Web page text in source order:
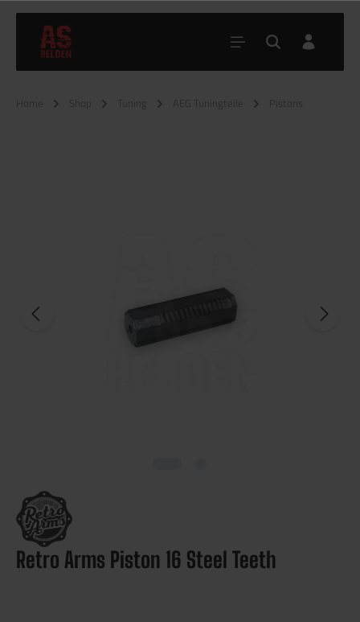
Home Shop Tuning AEG Tuningteile Pistons
Retro Arms Piston 16 Steel Teeth